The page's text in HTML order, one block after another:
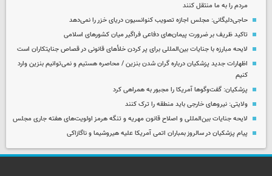
مردم را به ما منتقل کنند
حاجی‌دلیگانی: مجلس اجازه تصویب کنوانسیون دریای خزر را نمی‌دهد
تاکید ظریف بر ضرورت پیمان‌های دفاعی فراگیر میان کشورهای اسلامی
لایحه مبارزه با جنایات بین‌المللی برای پر کردن خلأهای قانونی در قصاص جنایتکاران است
اظهارات جدید پزشکیان درباره گران شدن بنزین / محاصره هستیم و نمی‌توانیم بنزین وارد
کنیم
پزشکیان: گفت‌وگوها آمریکا را مجبور به همراهی کرد
ولایتی: نیروهای خارجی باید منطقه را ترک کنند
لایحه جنایات بین‌المللی و اصلاح قانون مهریه و تنگه هرمز اولویت‌های هفته جاری مجلس
پیام پزشکیان در سالروز بمباران اتمی آمریکا علیه هیروشیما و ناگازاکی